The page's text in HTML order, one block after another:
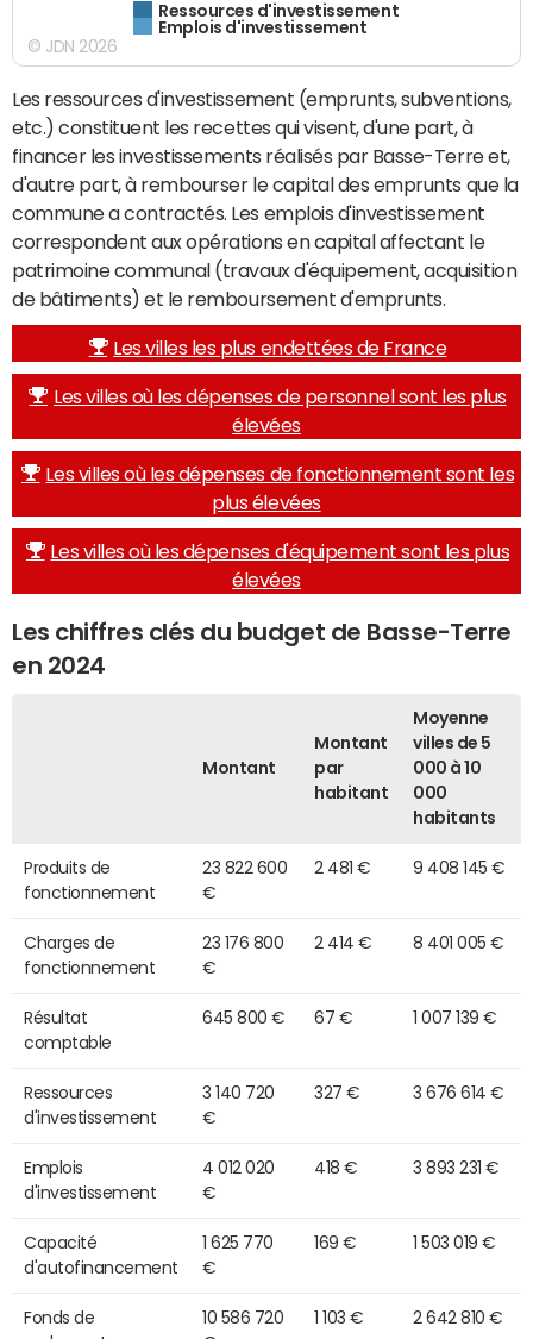
Ressources d'investissement
Emplois d'investissement
© JDN 2026
Les ressources d'investissement (emprunts, subventions,
etc.) constituent les recettes qui visent, d'une part, à
financer les investissements réalisés par Basse-Terre et,
d'autre part, à rembourser le capital des emprunts que la
commune a contractés. Les emplois d'investissement
correspondent aux opérations en capital affectant le
patrimoine communal (travaux d'équipement, acquisition
de bâtiments) et le remboursement d'emprunts.
Les villes les plus endettées de France
Les villes où les dépenses de personnel sont les plus
élevées
Les villes où les dépenses de fonctionnement sont les
plus élevées
Les villes où les dépenses d'équipement sont les plus
élevées
Les chiffres clés du budget de Basse-Terre
en 2024
Montant
Montant
par
habitant
Moyenne
villes de 5
000 à 10
000
habitants
Produits de
fonctionnement
23 822 600
€
2 481 € 9 408 145 €
Charges de
fonctionnement
23 176 800
€
2 414 € 8 401 005 €
Résultat
comptable
645 800 € 67 € 1 007 139 €
Ressources
d'investissement
3 140 720
€
327 € 3 676 614 €
Emplois
d'investissement
4 012 020
€
418 € 3 893 231 €
Capacité
d'autofinancement
1 625 770
€
169 € 1 503 019 €
Fonds de
10 586 720
1 103 € 2 642 810 €